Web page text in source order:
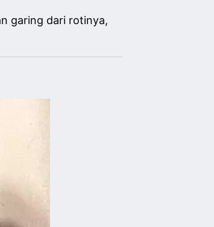
garing dari rotinya,